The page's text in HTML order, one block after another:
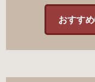
おすす